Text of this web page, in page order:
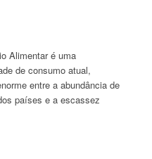
Alimentar é uma
de consumo atual,
entre a abundância de
países e a escassez